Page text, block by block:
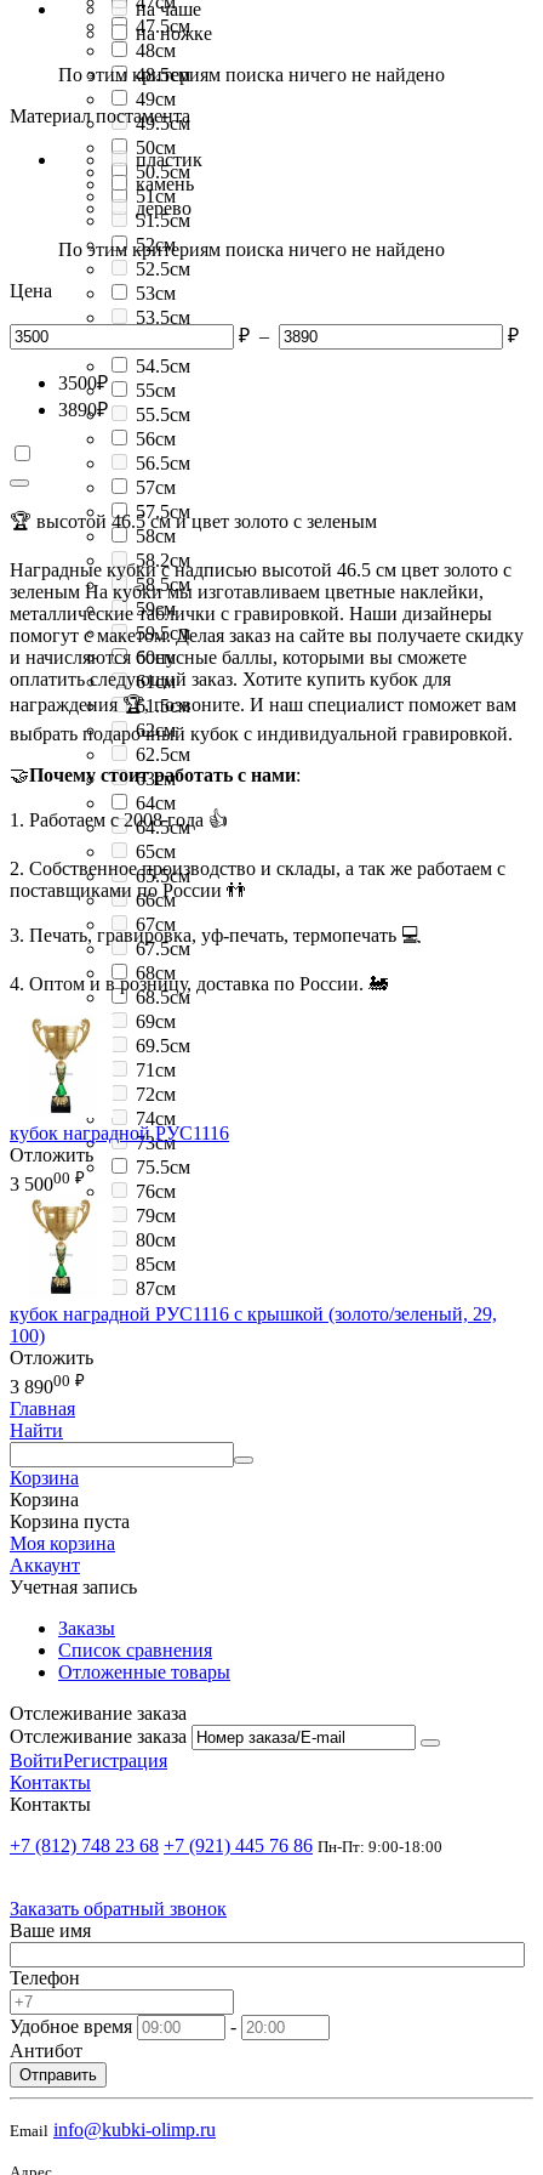
47.5см
48см
48.5см
49см
49.5см
50см
50.5см
51см
51.5см
52см
52.5см
53см
53.5см
54.5см
55см
55.5см
56см
56.5см
57см
57.5см
58см
58.2см
58.5см
59см
59.5см
60см
61см
61.5см
62см
62.5см
63см
64см
64.5см
65см
65.5см
66см
67см
67.5см
68см
68.5см
69см
69.5см
71см
72см
74см
73см
75.5см
76см
79см
80см
85см
87см
на чаше
на ножке
По этим критериям поиска ничего не найдено
Материал постамента
пластик
камень
дерево
По этим критериям поиска ничего не найдено
Цена
₽ – ₽
3500₽
3890₽
🏆 высотой 46.5 см и цвет золото с зеленым
Наградные кубки с надписью высотой 46.5 см цвет золото с
зеленым На кубки мы изготавливаем цветные наклейки,
металлические таблички с гравировкой. Наши дизайнеры
помогут с макетом. Делая заказ на сайте вы получаете скидку
и начисляются бонусные баллы, которыми вы сможете
оплатить следующий заказ. Хотите купить кубок для
награждения 🏆, позвоните. И наш специалист поможет вам
выбрать подарочный кубок с индивидуальной гравировкой.
🤝Почему стоит работать с нами:
1. Работаем с 2008 года 👍
2. Собственное производство и склады, а так же работаем с
поставщиками по России 👬
3. Печать, гравировка, уф-печать, термопечать 💻
4. Оптом и в розницу, доставка по России. 🚂
кубок наградной РУС1116
Отложить
3 50000 ₽
кубок наградной РУС1116 с крышкой (золото/зеленый, 29,
100)
Отложить
3 89000 ₽
Главная
Найти
Корзина
Корзина
Корзина пуста
Моя корзина
Аккаунт
Учетная запись
Заказы
Список сравнения
Отложенные товары
Отслеживание заказа
Отслеживание заказа
ВойтиРегистрация
Контакты
Контакты
+7 (812) 748 23 68 +7 (921) 445 76 86 Пн-Пт: 9:00-18:00
Заказать обратный звонок
Ваше имя
Телефон
Удобное время
-
Антибот
Отправить
Email info@kubki-olimp.ru